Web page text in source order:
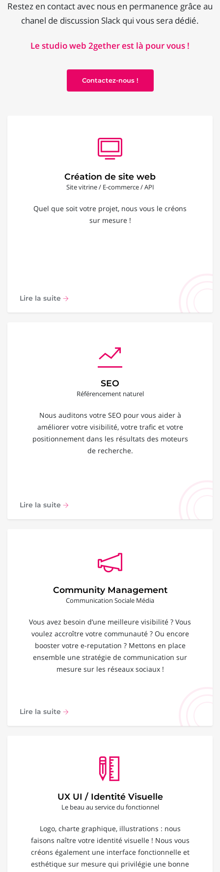
Restez en contact avec nous en permanence grâce au
chanel de discussion Slack qui vous sera dédié.
Le studio web 2gether est là pour vous !
Contactez-nous !
Création de site web
Site vitrine / E-commerce / API
Quel que soit votre projet, nous vous le créons
sur mesure !
Lire la suite
SEO
Référencement naturel
Nous auditons votre SEO pour vous aider à
améliorer votre visibilité, votre trafic et votre
positionnement dans les résultats des moteurs
de recherche.
Lire la suite
Community Management
Communication Sociale Média
Vous avez besoin d’une meilleure visibilité ? Vous
voulez accroître votre communauté ? Ou encore
booster votre e-reputation ? Mettons en place
ensemble une stratégie de communication sur
mesure sur les réseaux sociaux !
Lire la suite
UX UI / Identité Visuelle
Le beau au service du fonctionnel
Logo, charte graphique, illustrations : nous
faisons naître votre identité visuelle ! Nous vous
créons également une interface fonctionnelle et
esthétique sur mesure qui privilégie une bonne